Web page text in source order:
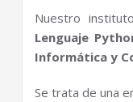
Nuestro
Lenguaje
Informática y
Se trata de una